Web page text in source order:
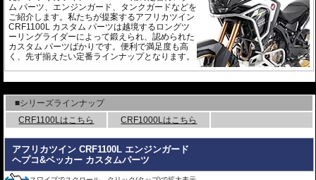
ム パーツ、エンジンガード、タンクガードなどを
ご紹介します。私たちが提案するアフリカツイン
CRF1100L カスタム パーツは越境するロングツ
ーリングライダーによって鍛えられ、認められた
カスタム パーツばかりです。便利で満足度も高
く、先ず揃えたい定番ラインナップとなります。
■シリーズラインナップ
CRF1100Lはこちら
CRF1000Lはこちら
アフリカツイン CRF1100L エンジンガード
ヘプコ&ベッカー カスタムパーツ